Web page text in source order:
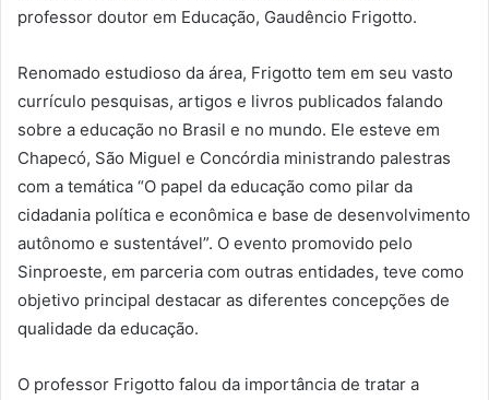
professor doutor em Educação, Gaudêncio Frigotto.
Renomado estudioso da área, Frigotto tem em seu vasto
currículo pesquisas, artigos e livros publicados falando
sobre a educação no Brasil e no mundo. Ele esteve em
Chapecó, São Miguel e Concórdia ministrando palestras
com a temática “O papel da educação como pilar da
cidadania política e econômica e base de desenvolvimento
autônomo e sustentável”. O evento promovido pelo
Sinproeste, em parceria com outras entidades, teve como
objetivo principal destacar as diferentes concepções de
qualidade da educação.
O professor Frigotto falou da importância de tratar a